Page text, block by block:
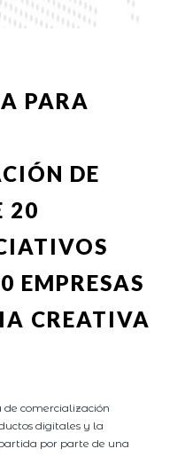
PARA
DE
20
EMPRESAS
CREATIVA
comercialización
digitales y la
por parte de una